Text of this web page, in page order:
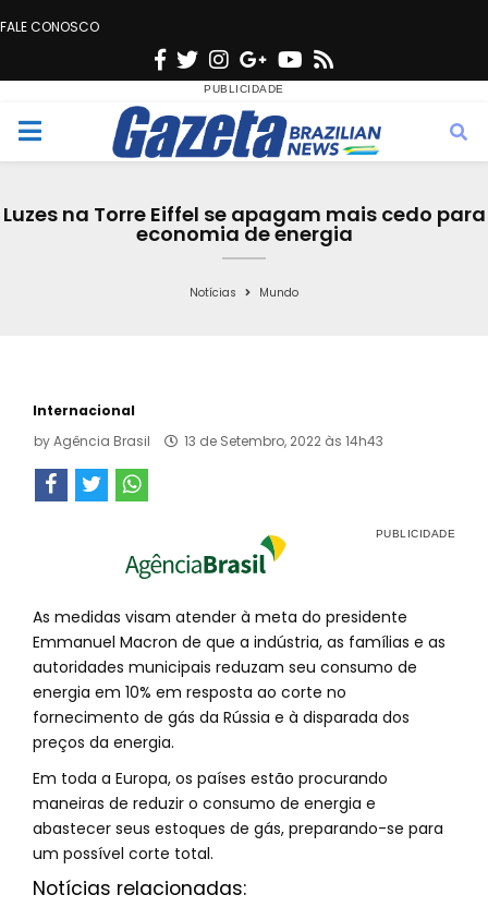
FALE CONOSCO
F
c
e
o
T
w
i
t
e
n
s
t
g
r
a
G
o
o
g
e
Y
u
t
b
s
M
Luzes na Torre Eiffel se apagam mais cedo para
economia de energia
Notícias Mundo
Internacional
byAgência Brasil 13 de Setembro, 2022 às 14h43
As medidas visam atender à meta do presidente
Emmanuel Macron de que a indústria, as famílias e as
autoridades municipais reduzam seu consumo de
energia em 10% em resposta ao corte no
fornecimento de gás da Rússia e à disparada dos
preços da energia.
Em toda a Europa, os países estão procurando
maneiras de reduzir o consumo de energia e
abastecer seus estoques de gás, preparando-se para
um possível corte total.
Notícias relacionadas: